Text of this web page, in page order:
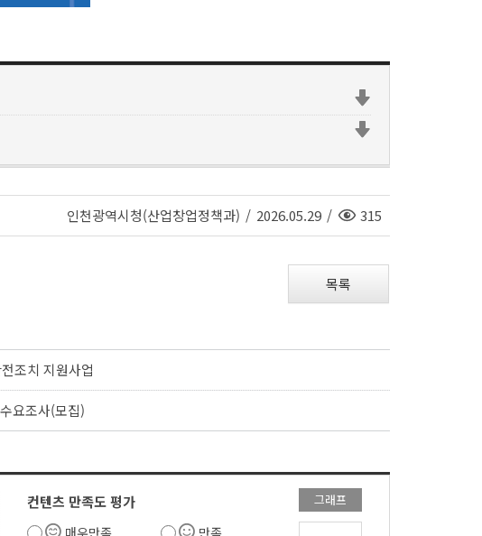
인천광역시청(산업창업정책과) / 2026.05.29 /
조
회
315
목록
조치 지원사업
요조사(모집)
컨텐츠 만족도 평가 그래프